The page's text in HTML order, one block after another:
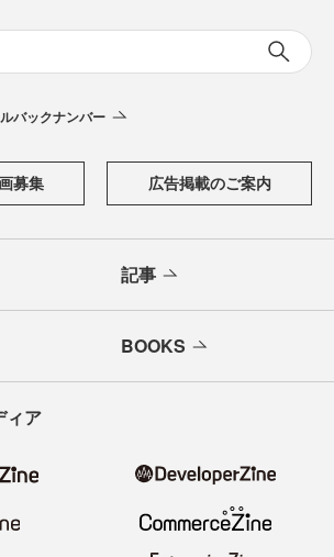
バックナンバー
募集 広告掲載のご案内
記事
BOOKS
ィア